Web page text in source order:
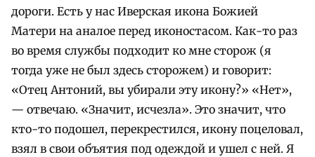
дороги. Есть у нас Иверская икона Божией
Матери на аналое перед иконостасом. Как-то раз
во время службы подходит ко мне сторож (я
тогда уже не был здесь сторожем) и говорит:
«Отец Антоний, вы убирали эту икону?» «Нет»,
— отвечаю. «Значит, исчезла». Это значит, что
кто-то подошел, перекрестился, икону поцеловал,
взял в свои объятия под одеждой и ушел с ней. Я